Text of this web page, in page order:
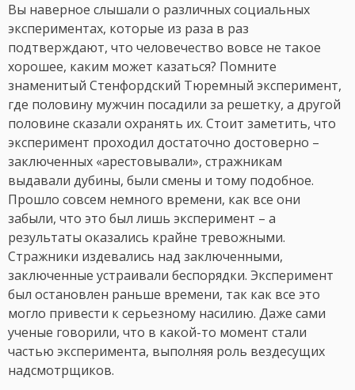
Вы наверное слышали о различных социальных
экспериментах, которые из раза в раз
подтверждают, что человечество вовсе не такое
хорошее, каким может казаться? Помните
знаменитый Стенфордский Тюремный эксперимент,
где половину мужчин посадили за решетку, а другой
половине сказали охранять их. Стоит заметить, что
эксперимент проходил достаточно достоверно –
заключенных «арестовывали», стражникам
выдавали дубины, были смены и тому подобное.
Прошло совсем немного времени, как все они
забыли, что это был лишь эксперимент – а
результаты оказались крайне тревожными.
Стражники издевались над заключенными,
заключенные устраивали беспорядки. Эксперимент
был остановлен раньше времени, так как все это
могло привести к серьезному насилию. Даже сами
ученые говорили, что в какой-то момент стали
частью эксперимента, выполняя роль вездесущих
надсмотрщиков.